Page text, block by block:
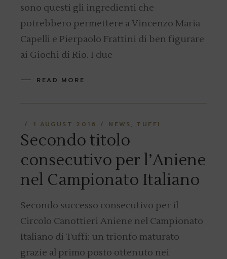
sono questi gli ingredienti che
potrebbero permettere a Vincenzo Maria
Capelli e Pierpaolo Frattini di ben figurare
ai Giochi di Rio. I due
READ MORE
1 AUGUST 2016 NEWS TUFFI
Secondo titolo
consecutivo per l’Aniene
nel Campionato Italiano
Secondo successo consecutivo per il
Circolo Canottieri Aniene nel Campionato
Italiano di Tuffi: un trionfo maturato
grazie al primo posto ottenuto nei